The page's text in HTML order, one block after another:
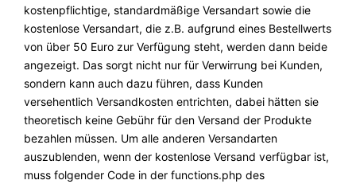
kostenpflichtige, standardmäßige Versandart sowie die
kostenlose Versandart, die z.B. aufgrund eines Bestellwerts
von über 50 Euro zur Verfügung steht, werden dann beide
angezeigt. Das sorgt nicht nur für Verwirrung bei Kunden,
sondern kann auch dazu führen, dass Kunden
versehentlich Versandkosten entrichten, dabei hätten sie
theoretisch keine Gebühr für den Versand der Produkte
bezahlen müssen. Um alle anderen Versandarten
auszublenden, wenn der kostenlose Versand verfügbar ist,
muss folgender Code in der functions.php des